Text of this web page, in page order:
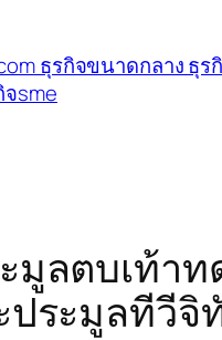
ธุรกิจขนาดกลาง ธุ
sme
มูลตบเท้าท
ประมูลทีวีจิ